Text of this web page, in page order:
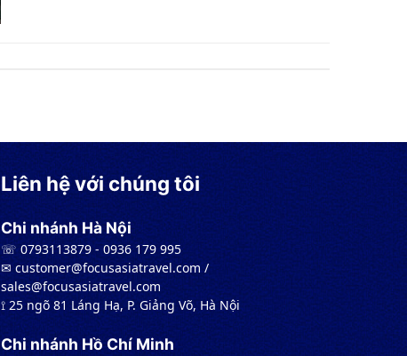
Liên hệ với chúng tôi
Chi nhánh Hà Nội
☏ 0793113879 - 0936 179 995
✉︎ customer@focusasiatravel.com /
sales@focusasiatravel.com
⟟ 25 ngõ 81 Láng Hạ, P. Giảng Võ, Hà Nội
Chi nhánh Hồ Chí Minh